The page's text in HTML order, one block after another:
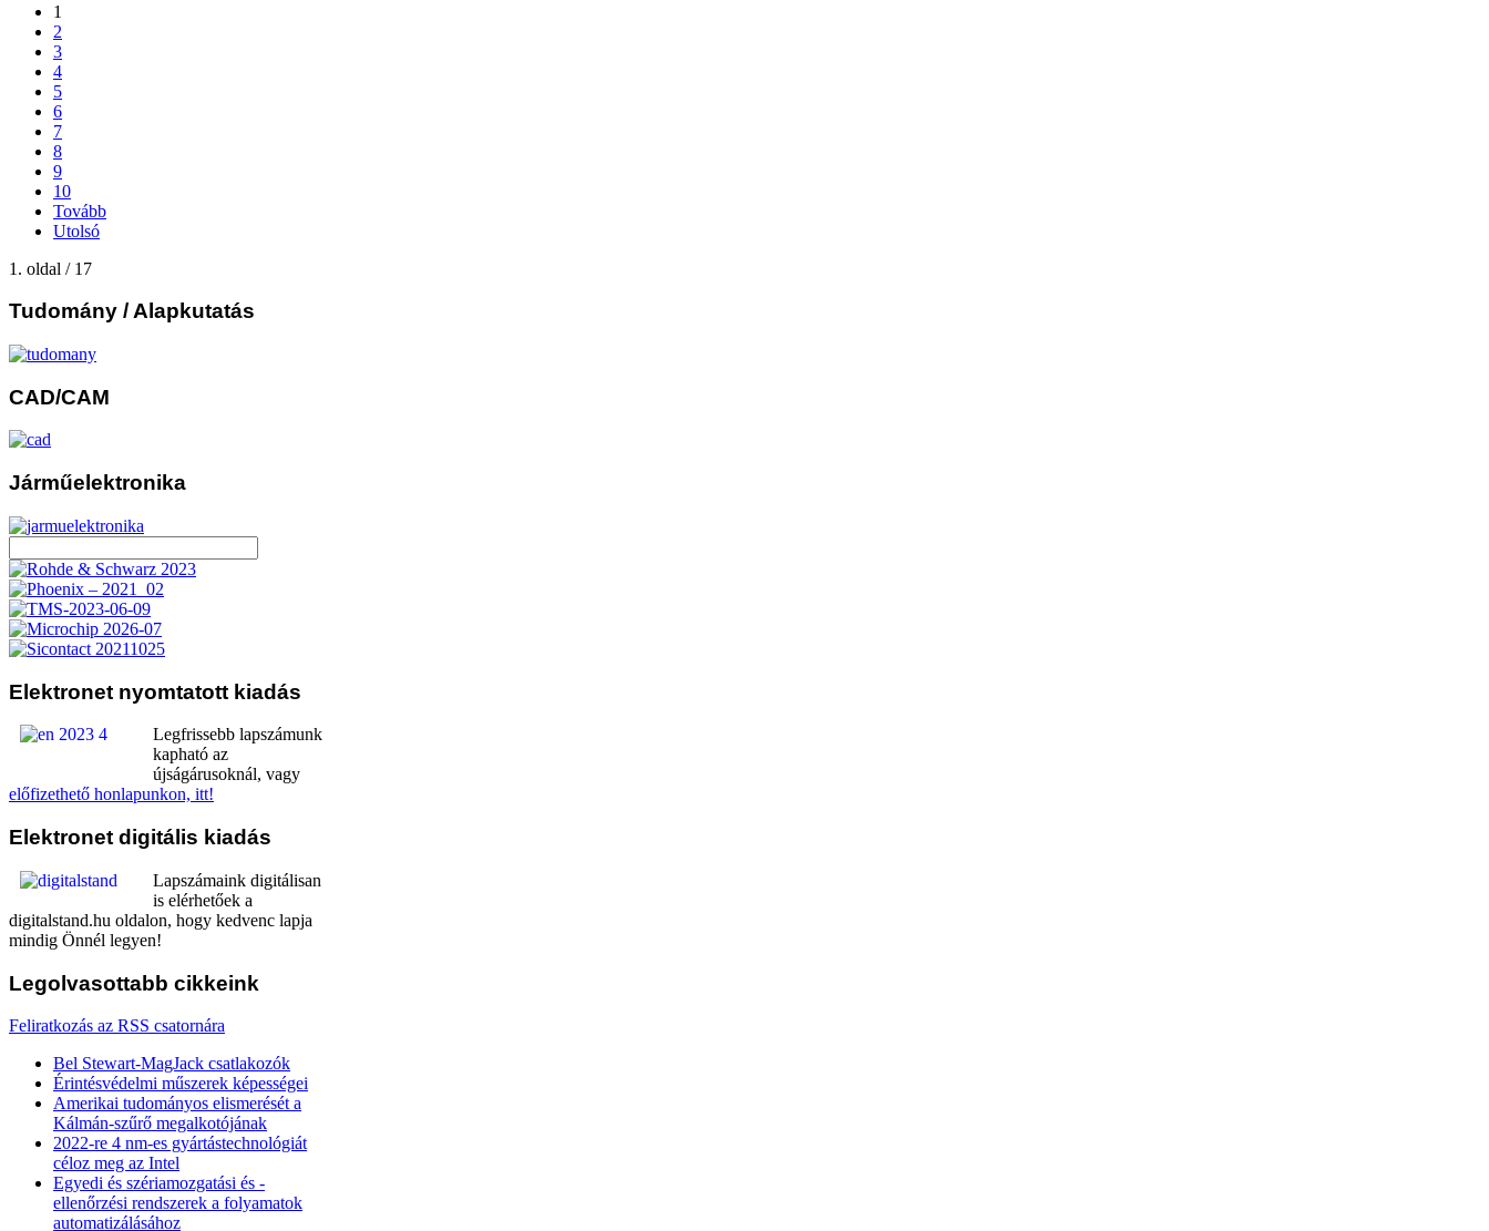
1
2
3
4
5
6
7
8
9
10
Tovább
Utolsó
1. oldal / 17
Tudomány / Alapkutatás
CAD/CAM
Járműelektronika
Elektronet nyomtatott kiadás
Legfrissebb lapszámunk
kapható az
újságárusoknál, vagy
előfizethető honlapunkon, itt!
Elektronet digitális kiadás
Lapszámaink digitálisan
is elérhetőek a
digitalstand.hu oldalon, hogy kedvenc lapja
mindig Önnél legyen!
Legolvasottabb cikkeink
Feliratkozás az RSS csatornára
Bel Stewart-MagJack csatlakozók
Érintésvédelmi műszerek képességei
Amerikai tudományos elismerését a
Kálmán-szűrő megalkotójának
2022-re 4 nm-es gyártástechnológiát
céloz meg az Intel
Egyedi és szériamozgatási és -
ellenőrzési rendszerek a folyamatok
automatizálásához